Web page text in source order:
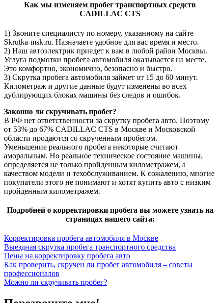
Как мы изменяем пробег транспортных средств
CADILLAC CTS
1) Звоните специалисту по номеру, указанному на сайте
Skrutka-msk.ru. Назначаете удобное для вас время и место.
2) Наш автоэлектрик приедет к вам в любой район Москвы.
Услуга подмотки пробега автомобиля оказывается на месте.
Это комфортно, экономично, безопасно и быстро.
3) Скрутка пробега автомобиля займет от 15 до 60 минут.
Километраж и другие данные будут изменены во всех
дублирующих блоках машины без следов и ошибок.
Законно ли скручивать пробег?
В РФ нет ответственности за скрутку пробега авто. Поэтому
от 53% до 67% CADILLAC CTS в Москве и Московской
области продаются со скрученным пробегом.
Уменьшение реального пробега некоторые считают
аморальным. Но реальное техническое состояние машины,
определяется не только пройденным километражем, а
качеством модели и техобслуживанием. К сожалению, многие
покупатели этого не понимают и хотят купить авто с низким
пройденным километражем.
Подробней о корректировки пробега вы можете узнать на
страницах нашего сайта:
Корректировка пробега автомобиля в Москве
Выездная скрутка пробега транспортного средства
Цены на корректировку пробега авто
Как проверить, скручен ли пробег автомобиля – советы
профессионалов
Можно ли скручивать пробег?